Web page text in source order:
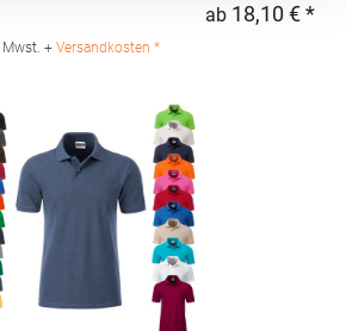
Amsterdam Niederlande E-Mail:
ab 18,10 € *
+ Versandkosten *